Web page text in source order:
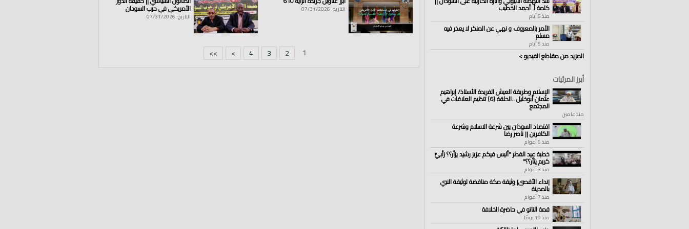
كلمة أ. أحمد الخطيب
منذ 5 أيام
الأمر بالمعروف و نهي عن المنكر لا يعذر فيه
مسلم
منذ 5 أيام
المزيد من مقاطع الفيديو >
أبرز المرئيات
الإسلام وطريقة العيش الفريدة الأستاذ/ إبراهيم
عثمان أبوخليل ..الحلقة (6) تنظيم العلاقات في
المجتمع
منذ عامين
اقتصاد السودان بين شرعة الاسلام وشرعة
الكافرين || ناصر رضا
منذ 6 أعوام
خطبة عيد الفطر "أليس فيكم عزيز رشيد يزأر؟؟ زأبيٌّ
كريم يثأر؟؟"
منذ 3 أعوام
|نداء الأقصى| وثيقة مكة مناقضة لوثيقة النبي
بالمدينة
منذ 7 أعوام
قمة الناتو في حاضرة الخلافة
منذ 19 يومًا
التاريخ: 07/31/2026 الأمريكي في حرب السودان
التاريخ: 07/31/2026
1
2
3
4
>
>>